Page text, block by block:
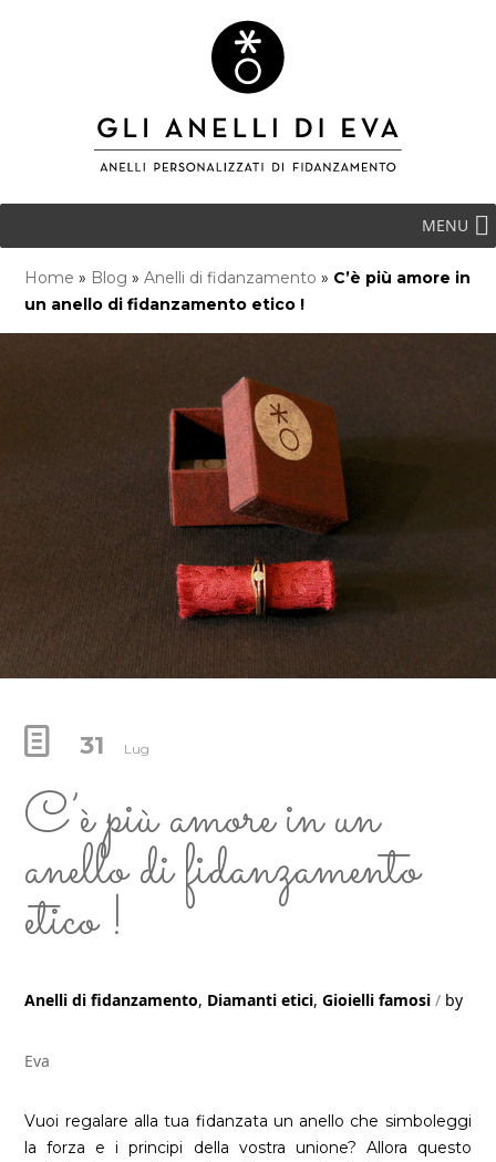
MENU
Home » Blog »Anelli di fidanzamento » C’è più amore in
un anello di fidanzamento etico !
31 Lug
C’è più amore in un
anello di fidanzamento
etico !
Anelli di fidanzamento, Diamanti etici,Gioielli famosi by
Eva
Vuoi regalare alla tua fidanzata un anello che simboleggi
la forza e i principi della vostra unione? Allora questo